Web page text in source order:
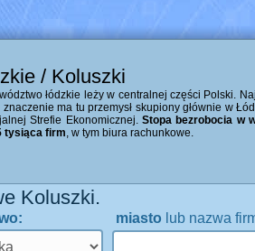
/ Koluszki
łódzkie leży w centralnej części Polski.
znaczenie ma tu przemysł skupiony głównie w
Strefie Ekonomicznej.Stopa bezrobocia w
tysiąca firm, w tym biura rachunkowe.
Koluszki.
miasto lub nazwa